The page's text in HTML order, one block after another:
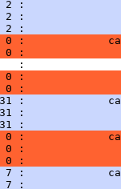
2 :
2 :
2 :
0 :
0 :
:
0 :
0 :
:
:
:
0 :
0 :
0 :
7 :
7 :